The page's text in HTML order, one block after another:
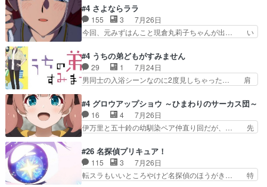
みかたが雑になってきてるな… イキりカストルは
怖がりやったかあスピカな… 鏡の世界への突入と
新たな依頼サブタイトル…
ナリーゼの悪魔の囁きwクリフとエリナ… 悪魔の
囁きやめてくださいwおい、1番重要… ゼニスも
感情が出てきてて良い方向に進んで… 第５話を
ABEMAで視聴しました。視聴に… クリフとエリ
相変わらずで草ルディ君釣り… ルーデウスにシル
フィエットとロキシーとの… 離れ離れになったり
別れがあったり絶望の大…
#4 さよならララ
155 3
7月26日
今回、元みずはんこと現倉丸莉子ちゃんが出… い
様とは...本当の愛とは...なんぞ… テンポの良いボ
ケとツッコミで笑わせつつ、… この作品、ストー
リーにも登場人物にも全く… 家で机に向かってる
時の貧乏ゆすりとか、ラ… お姉ちゃんと話せ
に、ララは何を思うのだ… 息をするかのように3
話まで視聴。2026… ララの王子様探しが本格的
に動き出した回。…
#4 うちの弟どもがすみません
29 1
7月24日
男同士の入浴シーンなのに2度見しちゃった… 肩
散歩って逃げるよね！糸と類を助けよう… 類の面
倒見るのが1番大変そう糸は誰とでも… 源くんを
甘えさせるまでの糸と周りの出来事… 源くん、甘
えちゃうぞ宣言。思ったよりラブ… 糸ちゃんのま
目的を忘れてますますヤング… でも央太と親しく
するのは嫌。世話を拒んで… ゴメス（カエル）外
で散歩させてたのか(*…
#4 グロウアップショウ ～ひまわりのサーカス団～
16 4
7月26日
伊万里と五十鈴の幼馴染ペア仲直り回だが、… 先
や、これ素晴らしいコメディアニメだな。… 水着
回なのにビキニじゃない！これは時代背… 今回は
推しの吾野伊万里ちゃん担当回。これ… 伊万里さ
んの手品回であり水着回ね。瑞佳ち… 売り上げが
#26 名探偵プリキュア！
115 3
7月26日
転スラもいいところやけど名探偵のほうがき… 特